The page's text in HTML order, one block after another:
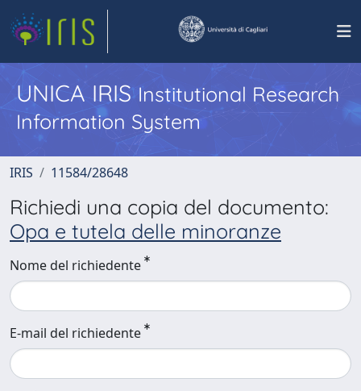
UNICA IRISInstitutional Research
Information System
IRIS 11584/28648
Richiedi una copia del documento:
Opa e tutela delle minoranze
Nome del richiedente
E-mail del richiedente